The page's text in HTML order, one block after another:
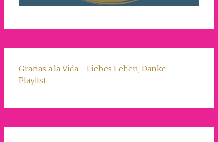
Gracias a la Vida - Liebes Leben, Danke -
Playlist